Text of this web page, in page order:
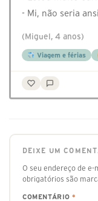
- Mi, não seria
(Miguel, 4 anos)
Viagem e férias
DEIXE UM
O seu endereço de e-
obrigatórios são
COMENTÁRIO *